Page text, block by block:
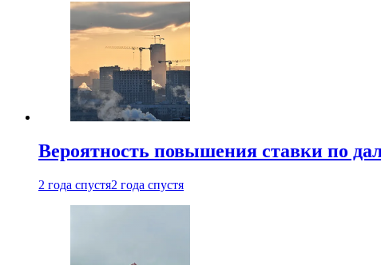
Вероятность повышения ставки по
2 года спустя2 года спустя